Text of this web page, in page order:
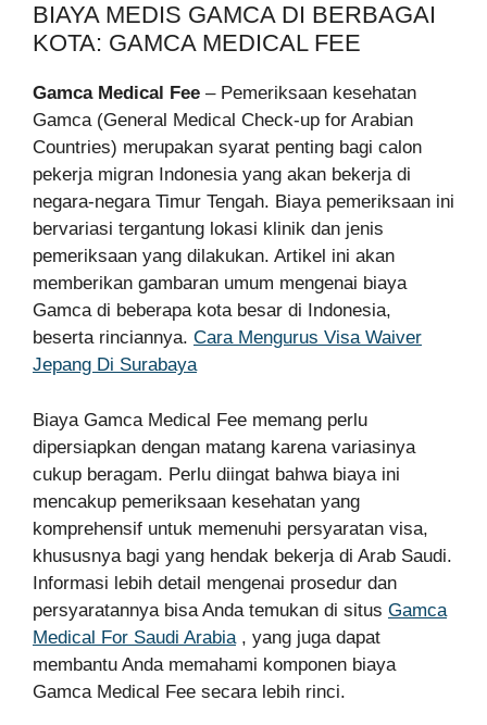
BIAYA MEDIS GAMCA DI BERBAGAI
KOTA: GAMCA MEDICAL FEE
Gamca Medical Fee – Pemeriksaan kesehatan
Gamca (General Medical Check-up for Arabian
Countries) merupakan syarat penting bagi calon
pekerja migran Indonesia yang akan bekerja di
negara-negara Timur Tengah. Biaya pemeriksaan ini
bervariasi tergantung lokasi klinik dan jenis
pemeriksaan yang dilakukan. Artikel ini akan
memberikan gambaran umum mengenai biaya
Gamca di beberapa kota besar di Indonesia,
beserta rinciannya. Cara Mengurus Visa Waiver
Jepang Di Surabaya
Biaya Gamca Medical Fee memang perlu
dipersiapkan dengan matang karena variasinya
cukup beragam. Perlu diingat bahwa biaya ini
mencakup pemeriksaan kesehatan yang
komprehensif untuk memenuhi persyaratan visa,
khususnya bagi yang hendak bekerja di Arab Saudi.
Informasi lebih detail mengenai prosedur dan
persyaratannya bisa Anda temukan di situs Gamca
Medical For Saudi Arabia , yang juga dapat
membantu Anda memahami komponen biaya
Gamca Medical Fee secara lebih rinci.